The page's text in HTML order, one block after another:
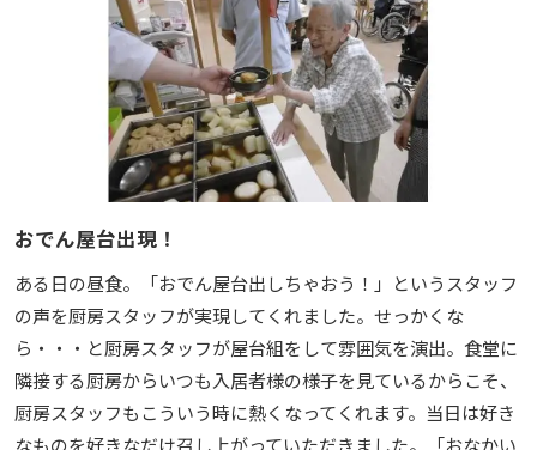
おでん屋台出現！
ある日の昼食。「おでん屋台出しちゃおう！」というスタッフ
の声を厨房スタッフが実現してくれました。せっかくな
ら・・・と厨房スタッフが屋台組をして雰囲気を演出。食堂に
隣接する厨房からいつも入居者様の様子を見ているからこそ、
厨房スタッフもこういう時に熱くなってくれます。当日は好き
なものを好きなだけ召し上がっていただきました。「おなかい